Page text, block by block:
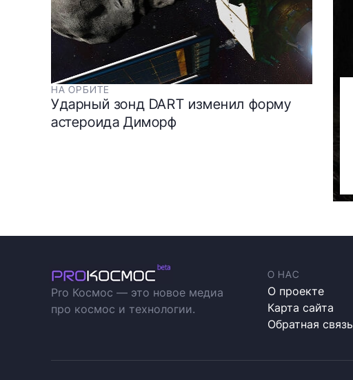
НА ОРБИТЕ
Ударный зонд DART изменил форму
астероида Диморф
Pro Космос — это новое медиа
про космос и технологии.
О НАС
О проекте
Карта сайта
Обратная связь